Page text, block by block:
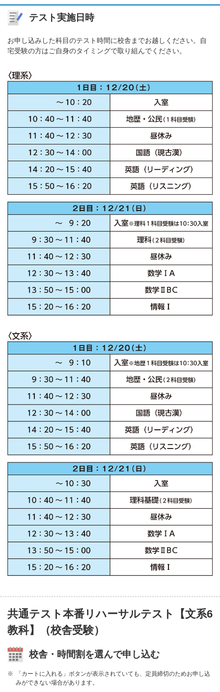
テスト実施日時
お申し込みした科目のテスト時間に校舎までお越しください。自
宅受験の方はご自身のタイミングで取り組んでください。
共通テスト本番リハーサルテスト【文系6
教科】（校舎受験）
校舎・時間割を選んで申し込む
「カートに入れる」ボタンが表示されていても、定員締切のためお申し込
みができない場合があります。